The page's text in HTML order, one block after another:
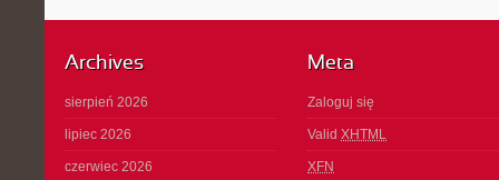
Archives
sierpień 2026
lipiec 2026
czerwiec 2026
Meta
Zaloguj się
Valid XHTML
XFN